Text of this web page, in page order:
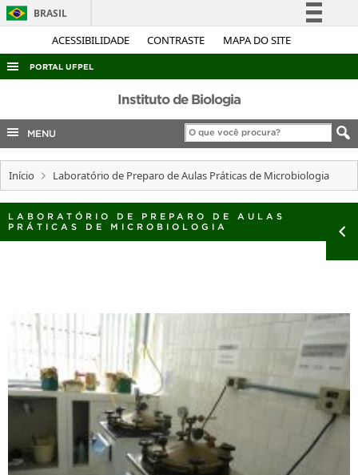
ACESSIBILIDADE CONTRASTE MAPA DO SITE
BRASIL
Simplifique!
Acesso à informação
Legislação
Canais
PORTAL UFPEL
ACESSO À INFORMAÇÃO
AUDITORIA
COBALTO
CONCURSOS
EDITAIS
INTERNACIONAL
TELEFONES
Instituto de Biologia
MENU
Início Laboratório de Preparo de Aulas Práticas de Microbiologia
LABORATÓRIO DE PREPARO DE AULAS
PRÁTICAS DE MICROBIOLOGIA